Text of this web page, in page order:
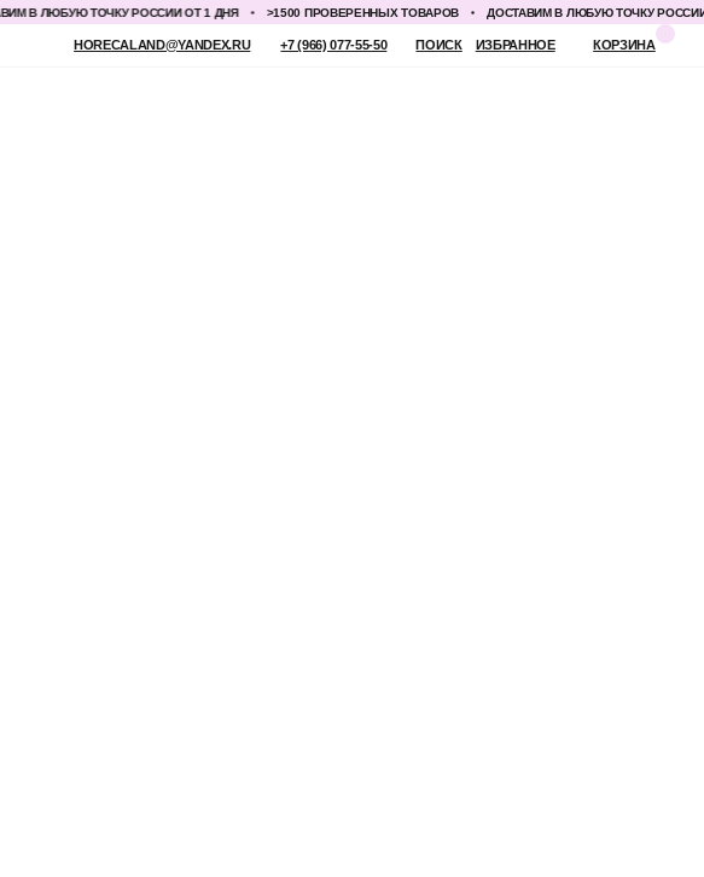
ЛЮБУЮ ТОЧКУ РОССИИ ОТ 1 ДНЯ >1500 ПРОВЕРЕННЫХ ТОВАРОВ ДОСТАВИМ В ЛЮБУЮ ТОЧКУ РОССИИ ОТ 1
ПОИСК
+7 (966) 077-55-50 ИЗБРАННОЕ КОРЗИНА